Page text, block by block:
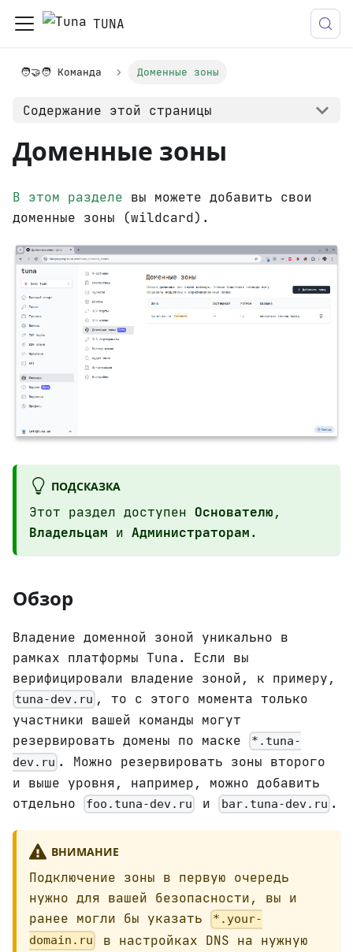
TUNA
🧑‍🤝‍🧑 Команда Доменные зоны
Содержание этой страницы
Доменные зоны
В этом разделе вы можете добавить свои
доменные зоны (wildcard).
ПОДСКАЗКА
Этот раздел доступен Основателю ,
Владельцам и Администраторам .
Обзор
Владение доменной зоной уникально в
рамках платформы Tuna. Если вы
верифицировали владение зоной, к примеру,
tuna-dev.ru , то с этого момента только
участники вашей команды могут
резервировать домены по маске
*.tuna-
dev.ru . Можно резервировать зоны второго
и выше уровня, например, можно добавить
отдельно
foo.tuna-dev.ru и bar.tuna-dev.ru .
ВНИМАНИЕ
Подключение зоны в первую очередь
нужно для вашей безопасности, вы и
ранее могли бы указать
*.your-
domain.ru
в настройках DNS на нужную